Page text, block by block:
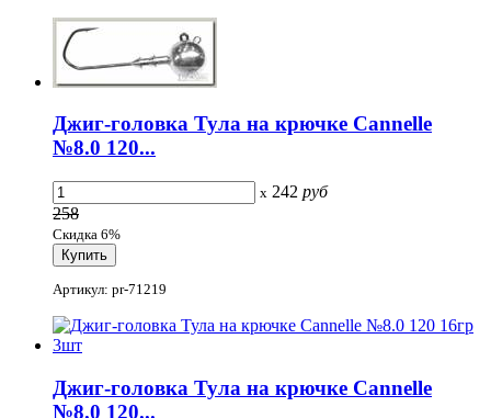
Джиг-головка Тула на крючке Cannelle
№8.0 120...
x 242 руб
258
Скидка 6%
Артикул: pr-71219
Джиг-головка Тула на крючке Cannelle
№8.0 120...